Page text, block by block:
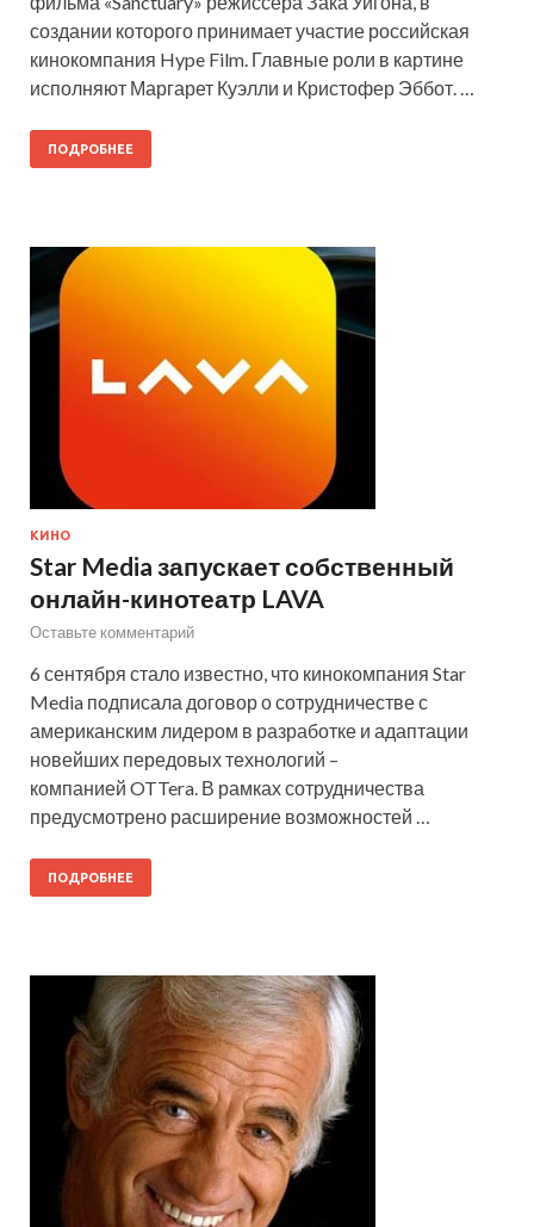
создании которого принимает участие российская
кинокомпания Hype Film. Главные роли в картине
исполняют Маргарет Куэлли и Кристофер Эббот. …
ПОДРОБНЕЕ
КИНО
Star Media запускает собственный
онлайн-кинотеатр LAVA
Оставьте комментарий
6 сентября стало известно, что кинокомпания Star
Media подписала договор о сотрудничестве с
американским лидером в разработке и адаптации
новейших передовых технологий –
компанией OTTera. В рамках сотрудничества
предусмотрено расширение возможностей …
ПОДРОБНЕЕ